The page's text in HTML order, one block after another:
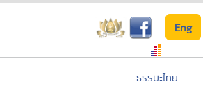
Eng
ธรรมะไทย